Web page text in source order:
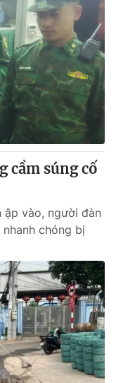
cầm súng cố
ập vào, người đàn
chóng bị